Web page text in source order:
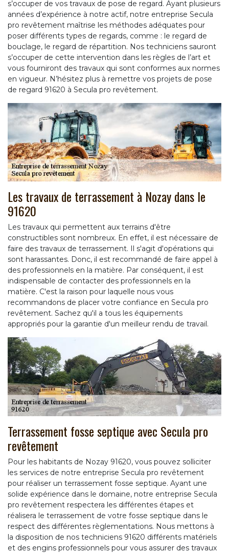
s’occuper de vos travaux de pose de regard. Ayant plusieurs
années d’expérience à notre actif, notre entreprise Secula
pro revêtement maîtrise les méthodes adéquates pour
poser différents types de regards, comme : le regard de
bouclage, le regard de répartition. Nos techniciens sauront
s’occuper de cette intervention dans les règles de l’art et
vous fourniront des travaux qui sont conformes aux normes
en vigueur. N’hésitez plus à remettre vos projets de pose
de regard 91620 à Secula pro revêtement.
Les travaux de terrassement à Nozay dans le
91620
Les travaux qui permettent aux terrains d'être
constructibles sont nombreux. En effet, il est nécessaire de
faire des travaux de terrassement. Il s'agit d'opérations qui
sont harassantes. Donc, il est recommandé de faire appel à
des professionnels en la matière. Par conséquent, il est
indispensable de contacter des professionnels en la
matière. C'est la raison pour laquelle nous vous
recommandons de placer votre confiance en Secula pro
revêtement. Sachez qu'il a tous les équipements
appropriés pour la garantie d'un meilleur rendu de travail.
Terrassement fosse septique avec Secula pro
revêtement
Pour les habitants de Nozay 91620, vous pouvez solliciter
les services de notre entreprise Secula pro revêtement
pour réaliser un terrassement fosse septique. Ayant une
solide expérience dans le domaine, notre entreprise Secula
pro revêtement respectera les différentes étapes et
réalisera le terrassement de votre fosse septique dans le
respect des différentes règlementations. Nous mettons à
la disposition de nos techniciens 91620 différents matériels
et des engins professionnels pour vous assurer des travaux